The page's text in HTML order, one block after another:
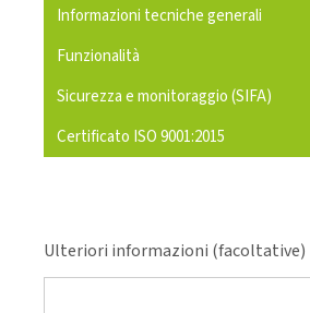
Informazioni tecniche generali
Funzionalità
Sicurezza e monitoraggio (SIFA)
Certificato ISO 9001:2015
Ulteriori informazioni (facoltative)